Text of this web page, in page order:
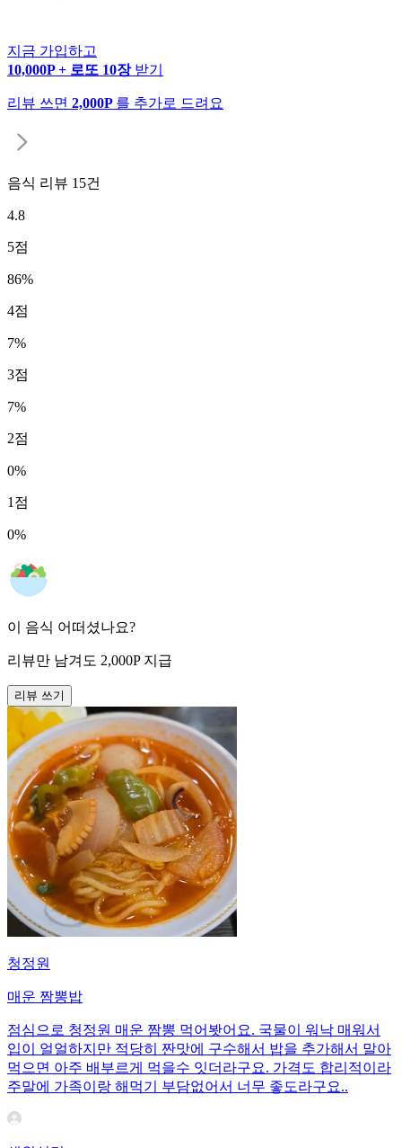
지금 가입하고
10,000P + 로또 10장 받기
리뷰 쓰면 2,000P 를 추가로 드려요
음식 리뷰 15건
4.8
5점
86%
4점
7%
3점
7%
2점
0%
1 점
0%
이 음식 어떠셨나요?
리뷰만 남겨도 2,000P 지급
리뷰 쓰기
청정원
매운 짬뽕밥
점심으로 청정원 매운 짬뽕 먹어봣어요. 국물이 워낙 매워서
입이 얼얼하지만 적당히 짠맛에 구수해서 밥을 추가해서 말아
먹으면 아주 배부르게 먹을수 잇더라구요. 가격도 합리적이라
주말에 가족이랑 해먹기 부담없어서 너무 좋도라구요..